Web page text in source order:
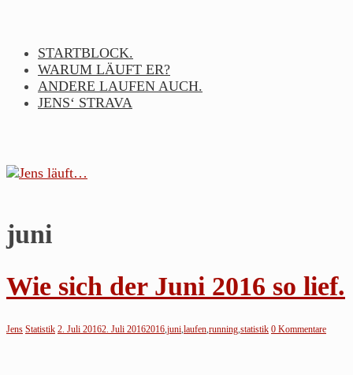
contentSTARTBLOCK.
WARUM LÄUFT ER?
ANDERE LAUFEN AUCH.
JENS‘ STRAVA
Jens
Noch
so
juni
Wie sich der Juni 2016 so lief.
Jens Statistik 2. Juli 20162. Juli 20162016,juni,laufen,running,statistik 0 Kommentare